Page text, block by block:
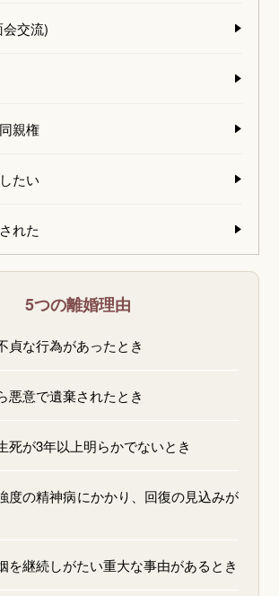
交流)
親権
たい
れた
5つの離婚理由
貞な行為があったとき
悪意で遺棄されたとき
死が3年以上明らかでないとき
度の精神病にかかり、回復の見込みが
を継続しがたい重大な事由があるとき